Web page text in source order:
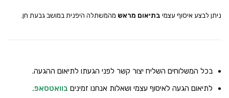
ניתן לבצע איסוף עצמי בתיאום מראש מהמשתלה היפנית במושב גבעת חן.
בכל המשלוחים השליח יצור קשר לפני הגעתו לתיאום ההגעה.
לתיאום הגעה לאיסוף עצמי ושאלות אנחנו זמינים בוואטסאפ.